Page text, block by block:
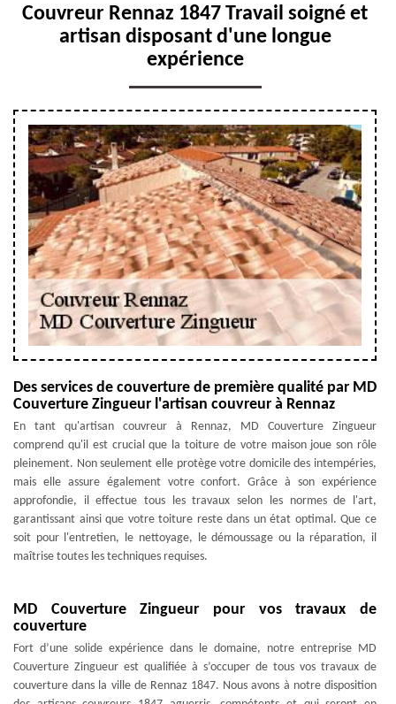
Couvreur Rennaz 1847 Travail soigné et
artisan disposant d'une longue
expérience
Des services de couverture de première qualité par MD
Couverture Zingueur l'artisan couvreur à Rennaz
En tant qu'artisan couvreur à Rennaz, MD Couverture Zingueur
comprend qu'il est crucial que la toiture de votre maison joue son rôle
pleinement. Non seulement elle protège votre domicile des intempéries,
mais elle assure également votre confort. Grâce à son expérience
approfondie, il effectue tous les travaux selon les normes de l'art,
garantissant ainsi que votre toiture reste dans un état optimal. Que ce
soit pour l'entretien, le nettoyage, le démoussage ou la réparation, il
maîtrise toutes les techniques requises.
MD Couverture Zingueur pour vos travaux de
couverture
Fort d’une solide expérience dans le domaine, notre entreprise MD
Couverture Zingueur est qualifiée à s’occuper de tous vos travaux de
couverture dans la ville de Rennaz 1847. Nous avons à notre disposition